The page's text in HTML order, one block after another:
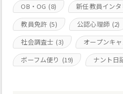
OB・OG (8) 新任教員イン
教員免許 (5) 公認心理師 (2)
社会調査士 (3) オープンキ
ボーフム便り (19) ナント日